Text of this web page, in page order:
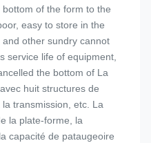
of the form to the
easy to store in the
other sundry cannot
service life of equipment,
the bottom of La
huit structures de
transmission, etc. La
la plate-forme, la
capacité de pataugeoire